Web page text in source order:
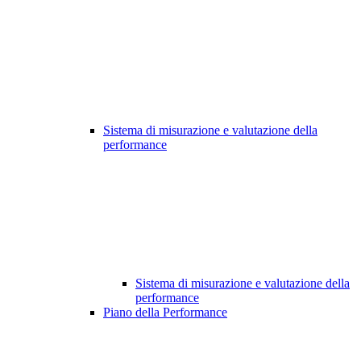
Sistema di misurazione e valutazione della
performance
Sistema di misurazione e valutazione della
performance
Piano della Performance